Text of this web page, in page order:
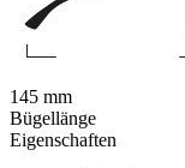
Eigenschaften
145 mm
Bügellänge